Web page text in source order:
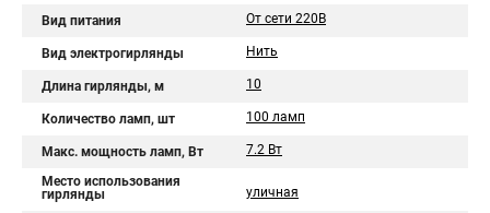
Вид питания От сети 220В
Вид электрогирлянды Нить
Длина гирлянды, м 10
Количество ламп, шт 100 ламп
Макс. мощность ламп, Вт 7.2 Вт
Место использования
гирлянды
уличная